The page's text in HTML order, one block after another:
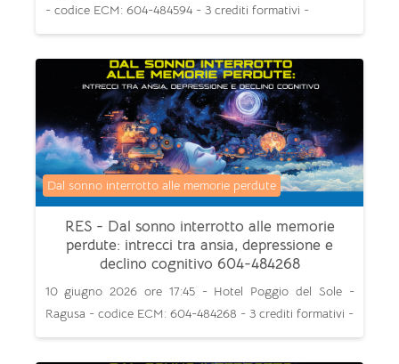
- codice ECM: 604-484594 - 3 crediti formativi -
RES - Dal sonno interrotto alle memorie
perdute: intrecci tra ansia, depressione e
declino cognitivo 604-484268
Categoria di corsi
Dal sonno interrotto alle memorie perdute
10 giugno 2026 ore 17:45 - Hotel Poggio del Sole -
Ragusa - codice ECM: 604-484268 - 3 crediti formativi -